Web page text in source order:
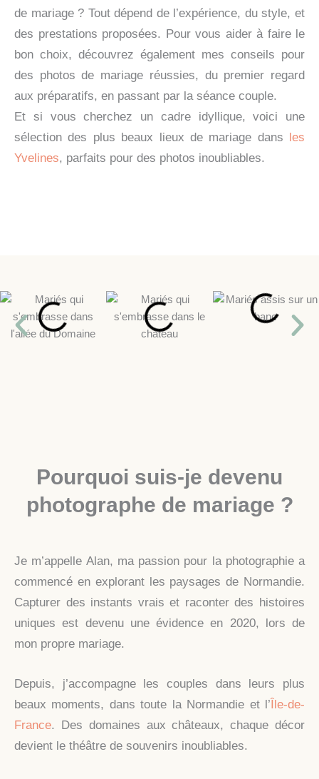
de mariage ? Tout dépend de l’expérience, du style, et
des prestations proposées. Pour vous aider à faire le
bon choix, découvrez également mes conseils pour
des photos de mariage réussies, du premier regard
aux préparatifs, en passant par la séance couple.
Et si vous cherchez un cadre idyllique, voici une
sélection des plus beaux lieux de mariage dans les
Yvelines, parfaits pour des photos inoubliables.
Pourquoi suis-je devenu
photographe de mariage ?
Je m’appelle Alan, ma passion pour la photographie a
commencé en explorant les paysages de Normandie.
Capturer des instants vrais et raconter des histoires
uniques est devenu une évidence en 2020, lors de
mon propre mariage.
Depuis, j’accompagne les couples dans leurs plus
beaux moments, dans toute la Normandie et l’ Île-de-
France. Des domaines aux châteaux, chaque décor
devient le théâtre de souvenirs inoubliables.